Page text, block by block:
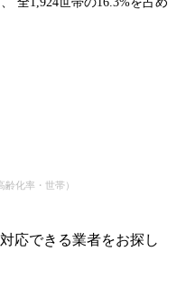
化率・世帯）
対応できる業者をお探し